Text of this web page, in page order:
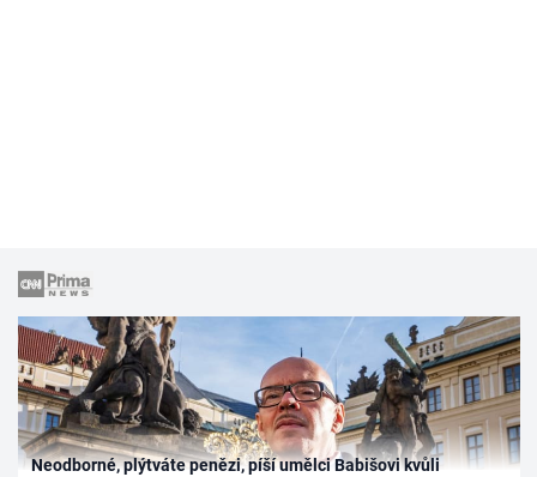
Neodborné, plýtváte penězi, píší umělci Babišovi kvůli